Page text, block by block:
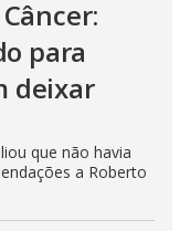
para
deixar
que não havia
a Roberto